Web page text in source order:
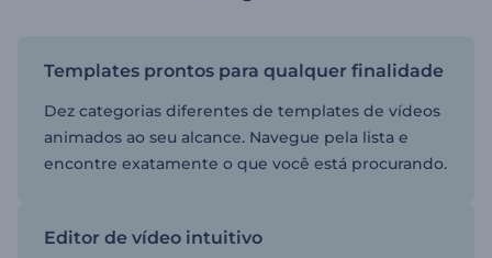
Templates prontos para qualquer finalidade
Dez categorias diferentes de templates de vídeos
animados ao seu alcance. Navegue pela lista e
encontre exatamente o que você está procurando.
Editor de vídeo intuitivo